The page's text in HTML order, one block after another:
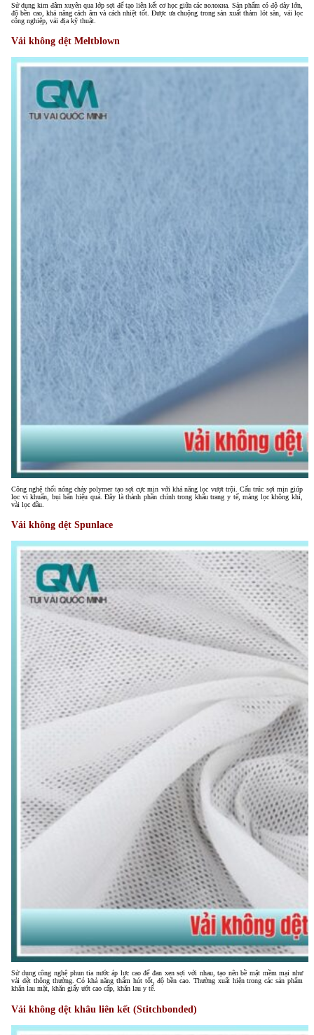
Sử dụng kim đâm xuyên qua lớp sợi để tạo liên kết cơ học giữa các волокна. Sản phẩm có độ dày lớn,
độ bền cao, khả năng cách âm và cách nhiệt tốt. Được ưa chuộng trong sản xuất thảm lót sàn, vải lọc
công nghiệp, vải địa kỹ thuật.
Vải không dệt Meltblown
Công nghệ thổi nóng chảy polymer tạo sợi cực mịn với khả năng lọc vượt trội. Cấu trúc sợi mịn giúp
lọc vi khuẩn, bụi bẩn hiệu quả. Đây là thành phần chính trong khẩu trang y tế, màng lọc không khí,
vải lọc dầu.
Vải không dệt Spunlace
Sử dụng công nghệ phun tia nước áp lực cao để đan xen sợi với nhau, tạo nên bề mặt mềm mại như
vải dệt thông thường. Có khả năng thấm hút tốt, độ bền cao. Thường xuất hiện trong các sản phẩm
khăn lau mặt, khăn giấy ướt cao cấp, khăn lau y tế.
Vải không dệt khâu liên kết (Stitchbonded)